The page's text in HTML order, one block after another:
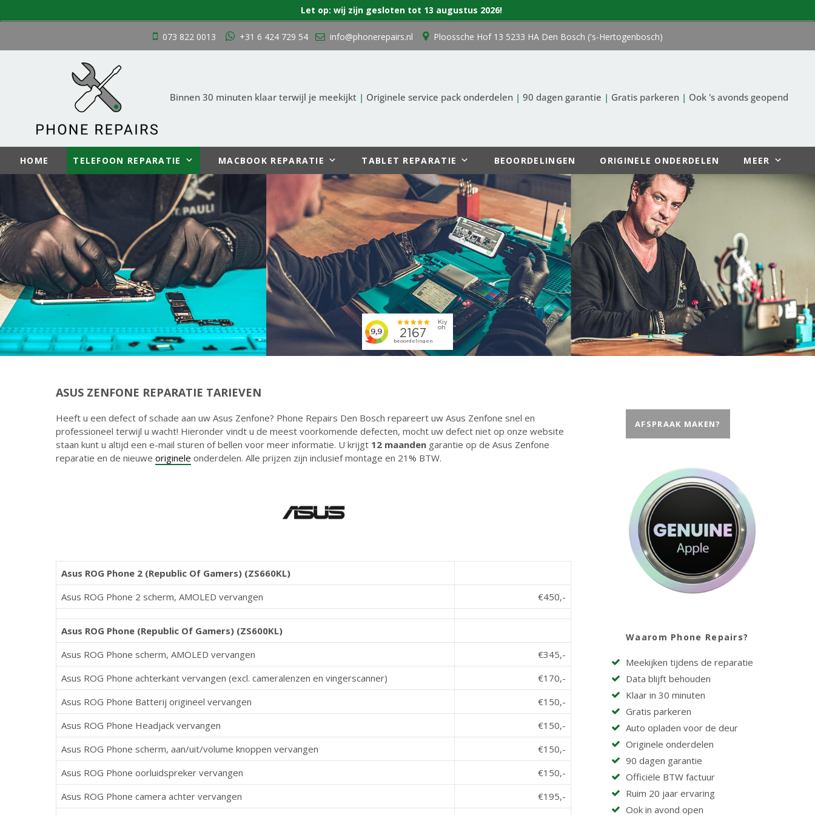
073 822 0013 +31 6 424 729 54 info@phonerepairs.nl Ploossche Hof 13 5233 HA Den Bosch ('s-Hertogenbosch)
Binnen 30 minuten klaar terwijl je meekijkt | Originele service pack onderdelen | 90 dagen garantie | Gratis parkeren | Ook 's avonds geopend
HOME TELEFOON REPARATIE MACBOOK REPARATIE TABLET REPARATIE BEOORDELINGEN ORIGINELE ONDERDELEN MEER
ASUS ZENFONE REPARATIE TARIEVEN
Heeft u een defect of schade aan uw Asus Zenfone? Phone Repairs Den Bosch repareert uw Asus Zenfone snel en
professioneel terwijl u wacht! Hieronder vindt u de meest voorkomende defecten, mocht uw defect niet op onze website
staan kunt u altijd een e-mail sturen of bellen voor meer informatie. U krijgt 12 maanden garantie op de Asus Zenfone
reparatie en de nieuwe originele onderdelen. Alle prijzen zijn inclusief montage en 21% BTW.
Asus ROG Phone 2 (Republic Of Gamers) (ZS660KL)
Asus ROG Phone 2 scherm, AMOLED vervangen
€450,-
Asus ROG Phone (Republic Of Gamers) (ZS600KL)
Asus ROG Phone scherm, AMOLED vervangen
€345,-
Asus ROG Phone achterkant vervangen (excl. cameralenzen en vingerscanner)
€170,-
Asus ROG Phone Batterij origineel vervangen
€150,-
Asus ROG Phone Headjack vervangen
€150,-
Asus ROG Phone scherm, aan/uit/volume knoppen vervangen
€150,-
Asus ROG Phone oorluidspreker vervangen
€150,-
Asus ROG Phone camera achter vervangen
€195,-
AFSPRAAK MAKEN?
Waarom Phone Repairs?
Meekijken tijdens de reparatie
Data blijft behouden
Klaar in 30 minuten
Gratis parkeren
Auto opladen voor de deur
Originele onderdelen
90 dagen garantie
Officiële BTW factuur
Ruim 20 jaar ervaring
Ook in avond open
Let op: wij zijn gesloten tot 13 augustus 2026!